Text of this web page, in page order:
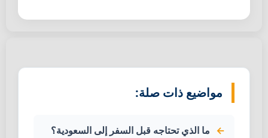
مواضيع ذات صلة:
ما الذي تحتاجه قبل السفر إلى السعودية؟